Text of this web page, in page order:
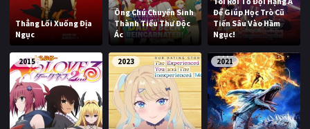
Thẳng Lối Xuống Địa
Ngục
Ông Chú Chuyển Sinh
Thành Tiểu Thư Độc
Ác
Để Giúp Học Trò Cũ
Tiến Sâu Vào Hầm
Ngục!
2015 2023 2021